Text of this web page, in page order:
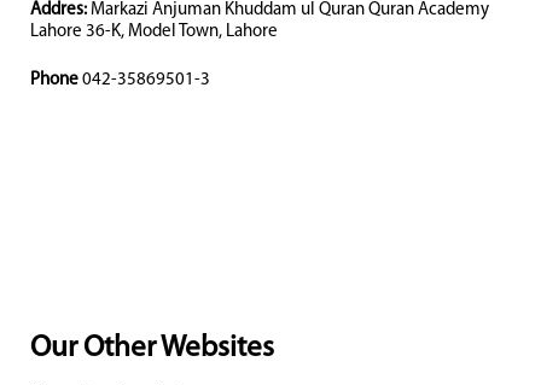
Addres: Markazi Anjuman Khuddam ul Quran Quran Academy
Lahore 36-K, Model Town, Lahore
Phone 042-35869501-3
Our Other Websites